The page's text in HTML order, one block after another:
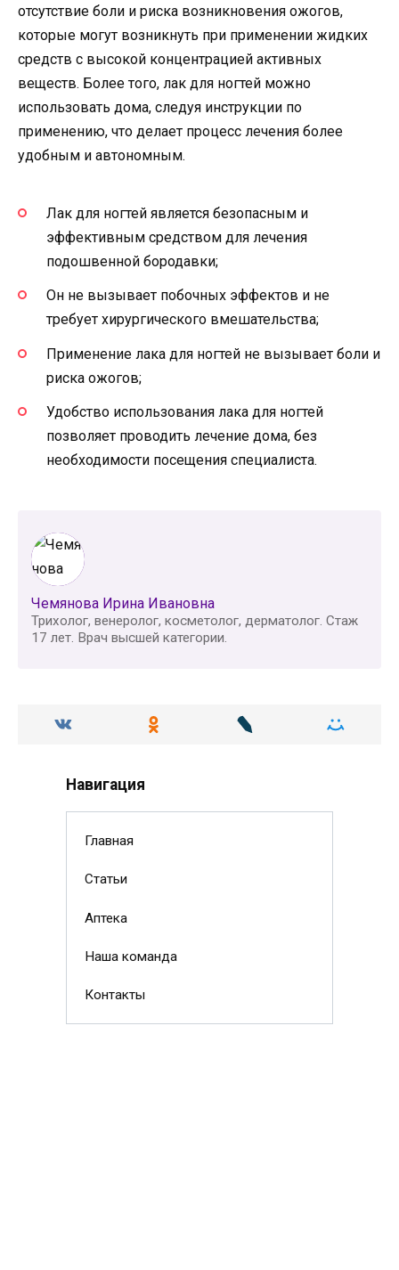
отсутствие боли и риска возникновения ожогов,
которые могут возникнуть при применении жидких
средств с высокой концентрацией активных
веществ. Более того, лак для ногтей можно
использовать дома, следуя инструкции по
применению, что делает процесс лечения более
удобным и автономным.
Лак для ногтей является безопасным и
эффективным средством для лечения
подошвенной бородавки;
Он не вызывает побочных эффектов и не
требует хирургического вмешательства;
Применение лака для ногтей не вызывает боли и
риска ожогов;
Удобство использования лака для ногтей
позволяет проводить лечение дома, без
необходимости посещения специалиста.
Чемянова Ирина Ивановна
Трихолог, венеролог, косметолог, дерматолог. Стаж
17 лет. Врач высшей категории.
Навигация
Главная
Статьи
Аптека
Наша команда
Контакты